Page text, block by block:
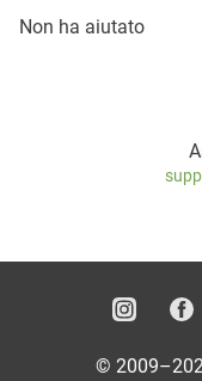
Non ha aiutato
©